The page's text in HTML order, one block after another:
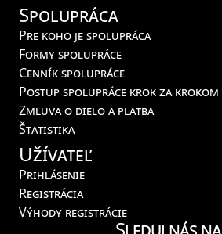
Spolupráca
Pre koho je spolupráca
Formy spolupráce
Cenník spolupráce
Postup spolupráce krok za krokom
Zmluva o dielo a platba
Štatistika
Užívateľ
Prihlásenie
Registrácia
Výhody registrácie